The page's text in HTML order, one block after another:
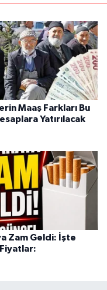
Maaş Farkları Bu
Yatırılacak
Zam Geldi: İşte